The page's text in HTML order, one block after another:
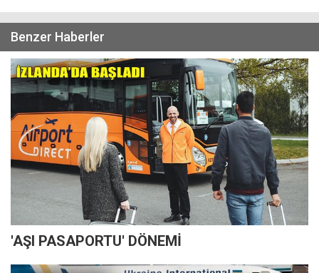
Benzer Haberler
'AŞI PASAPORTU' DÖNEMİ